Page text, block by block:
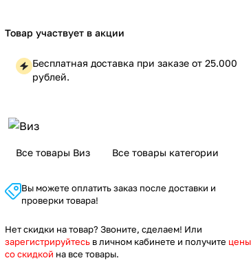
Товар участвует в акции
Бесплатная доставка при заказе от 25.000
рублей.
Все товары Виз Все товары категории
Вы можете оплатить заказ после доставки и
проверки товара!
Нет скидки на товар? Звоните, сделаем! Или
зарегистрируйтесь в личном кабинете и получите цены
со скидкой на все товары.